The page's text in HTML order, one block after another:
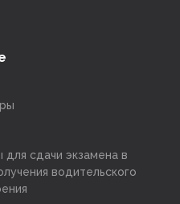
сдачи экзамена в
водительского